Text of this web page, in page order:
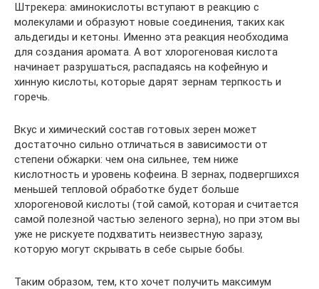
Штрекера: аминокислоты вступают в реакцию с
молекулами и образуют новые соединения, таких как
альдегиды и кетоны. Именно эта реакция необходима
для создания аромата. А вот хлорогеновая кислота
начинает разрушаться, распадаясь на кофейную и
хинную кислоты, которые дарят зернам терпкость и
горечь.
Вкус и химический состав готовых зерен может
достаточно сильно отличаться в зависимости от
степени обжарки: чем она сильнее, тем ниже
кислотность и уровень кофеина. В зернах, подвергшихся
меньшей тепловой обработке будет больше
хлорогеновой кислоты (той самой, которая и считается
самой полезной частью зеленого зерна), но при этом вы
уже не рискуете подхватить неизвестную заразу,
которую могут скрывать в себе сырые бобы.
Таким образом, тем, кто хочет получить максимум